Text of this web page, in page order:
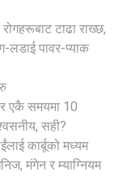
टाढा राख्छ,
लडाई पावर-प्याक
एकै समयमा 10
सही?
कार्बूको मध्यम
मंगेन र म्याग्नियम